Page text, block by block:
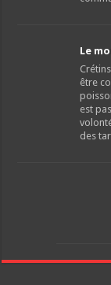
Le
être
est
des